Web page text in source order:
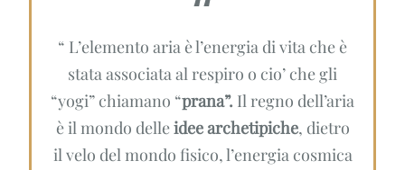
“ L’elemento aria è l’energia di vita che è
stata associata al respiro o cio’ che gli
“yogi” chiamano “prana”. Il regno dell’aria
è il mondo delleidee archetipiche, dietro
il velo del mondo fisico, l’energia cosmica